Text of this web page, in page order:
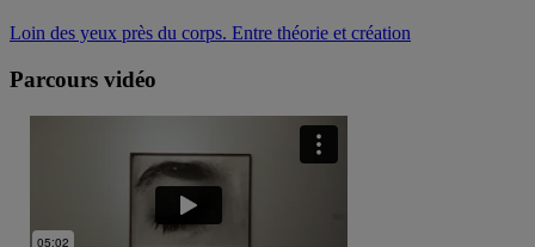
Loin des yeux près du corps. Entre théorie et création
Parcours vidéo